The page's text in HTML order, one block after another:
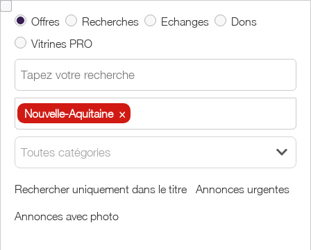
Offres Recherches Echanges
Dons
Vitrines PRO
Nouvelle-Aquitaine ×
Nouvelle-Aquitaine ×
Toutes catégories
Rechercher uniquement dans le titre Annonces urgentes
Annonces avec photo